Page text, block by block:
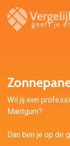
Wil jij een
Mantgum?
Dan ben je op de